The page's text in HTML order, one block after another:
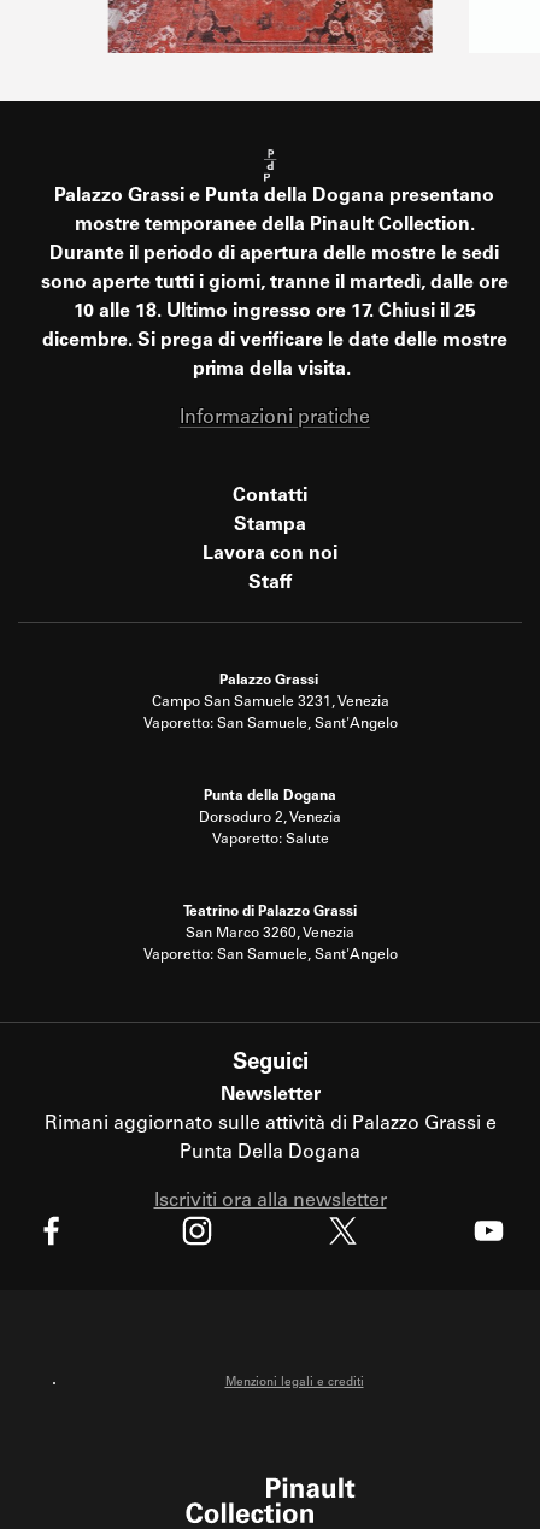
Palazzo Grassi e Punta della Dogana presentano
mostre temporanee della Pinault Collection.
Durante il periodo di apertura delle mostre le sedi
sono aperte tutti i giorni, tranne il martedì, dalle ore
10 alle 18. Ultimo ingresso ore 17. Chiusi il 25
dicembre. Si prega di verificare le date delle mostre
prima della visita.
Informazioni pratiche
Contatti
Stampa
Lavora con noi
Staff
Palazzo Grassi
Campo San Samuele 3231, Venezia
Vaporetto: San Samuele, Sant'Angelo
Punta della Dogana
Dorsoduro 2, Venezia
Vaporetto: Salute
Teatrino di Palazzo Grassi
San Marco 3260, Venezia
Vaporetto: San Samuele, Sant'Angelo
Seguici
Newsletter
Rimani aggiornato sulle attività di Palazzo Grassi e
Punta Della Dogana
Iscriviti ora alla newsletter
Menzioni legali e crediti